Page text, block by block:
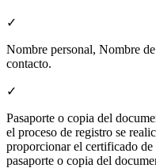
✓
Nombre personal, Nombre
contacto.
✓
Pasaporte o copia del
el proceso de registro se
proporcionar el certificado de
pasaporte o copia del